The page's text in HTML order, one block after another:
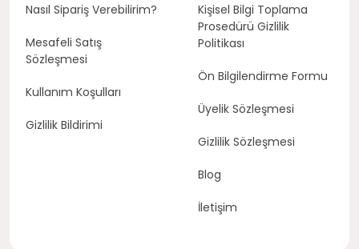
Nasıl Sipariş Verebilirim?
Mesafeli Satış
Sözleşmesi
Kullanım Koşulları
Gizlilik Bildirimi
Kişisel Bilgi Toplama
Prosedürü Gizlilik
Politikası
Ön Bilgilendirme Formu
Üyelik Sözleşmesi
Gizlilik Sözleşmesi
Blog
İletişim